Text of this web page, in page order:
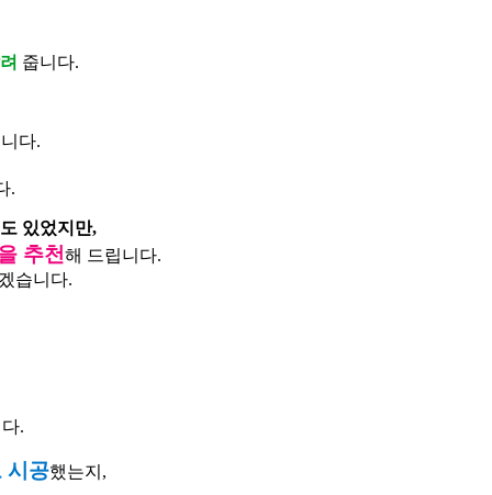
줍니다.
다.
.
있었지만,
추천해 드립니다.
습니다.
.
시공했는지,